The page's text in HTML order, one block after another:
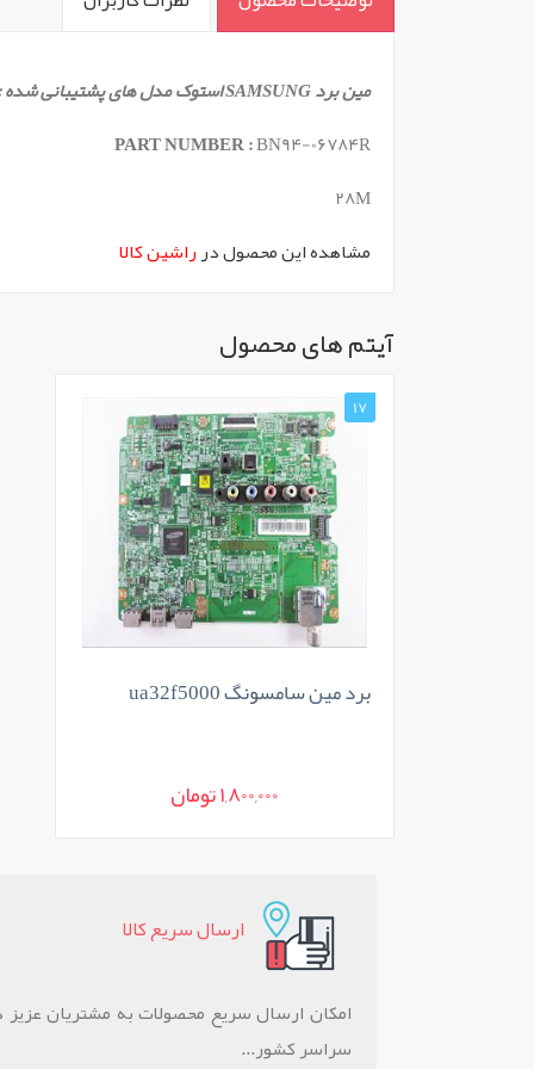
مین برد SAMSUNG استوک مدل های پشتیبانی شده : UA32F5000 , UA32F5454
PART NUMBER :BN94-06784R
28M
مشاهده این محصول درراشین کالا
آیتم های محصول
17
برد مین سامسونگ ua32f5000
1,800,000 تومان
ارسال سريع کالا
امکان ارسال سریع محصولات به مشتريان عزيز
سراسر کشور...